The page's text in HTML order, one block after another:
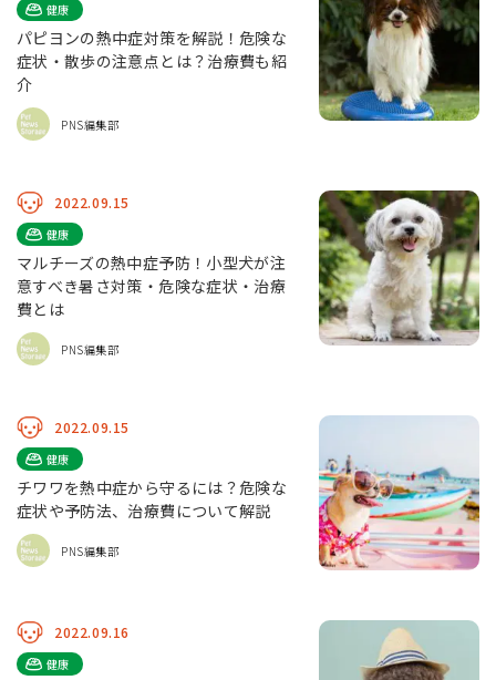
健康
パピヨンの熱中症対策を解説！危険な
症状・散歩の注意点とは？治療費も紹
介
PNS編集部
2022.09.15
健康
マルチーズの熱中症予防！小型犬が注
意すべき暑さ対策・危険な症状・治療
費とは
PNS編集部
2022.09.15
健康
チワワを熱中症から守るには？危険な
症状や予防法、治療費について解説
PNS編集部
2022.09.16
健康